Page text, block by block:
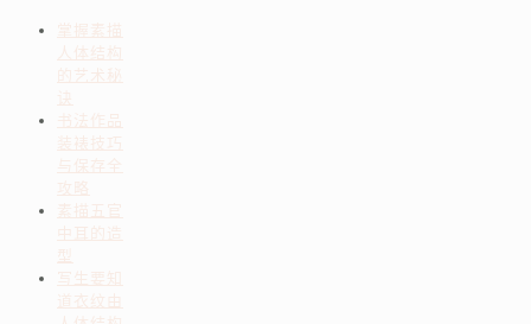
掌握素描
人体结构
的艺术秘
诀
书法作品
装裱技巧
与保存全
攻略
素描五官
中耳的造
型
写生要知
道衣纹由